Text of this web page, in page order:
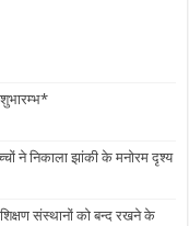
ने निकाला झांकी के मनोरम दृश्य
संस्थानों को बन्द रखने के